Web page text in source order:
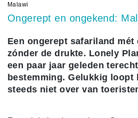
Malawi
Ongerept en ongekend:
Een ongerept safariland mét
zónder de drukte. Lonely
een paar jaar geleden
bestemming. Gelukkig loopt
steeds niet over van